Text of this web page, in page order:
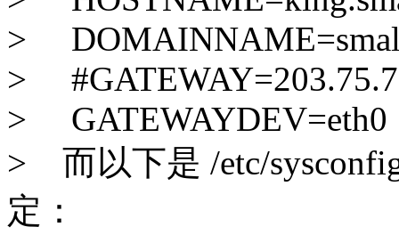
>
>
> GATEWAYDEV=eth0
> 而以下是 /etc/
定：